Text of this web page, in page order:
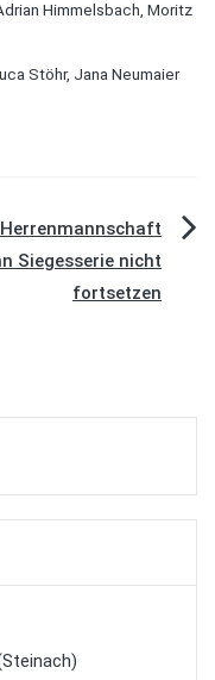
Himmelsbach, Moritz
Stöhr, Jana Neumaier
Siegesserie nicht
fortsetzen